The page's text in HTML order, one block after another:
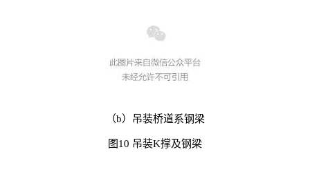
（b）吊装桥道系钢梁
图10 吊装K撑及钢梁